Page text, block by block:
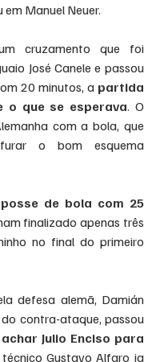
Manuel Neuer.
cruzamento que foi
José Canele e passou
20 minutos, a partida
o que se esperava. O
com a bola, que
o bom esquema
de bola com 25
finalizado apenas três
no final do primeiro
defesa alemã, Damián
contra-ataque, passou
Julio Enciso para
Gustavo Alfaro ia